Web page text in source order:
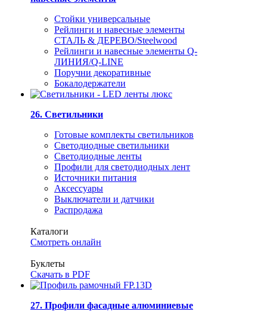
Стойки универсальные
Рейлинги и навесные элементы
СТАЛЬ & ДЕРЕВО/Steelwood
Рейлинги и навесные элементы Q-
ЛИНИЯ/Q-LINE
Поручни декоративные
Бокалодержатели
26. Светильники
Готовые комплекты светильников
Светодиодные светильники
Светодиодные ленты
Профили для светодиодных лент
Источники питания
Аксессуары
Выключатели и датчики
Распродажа
Каталоги
Смотреть онлайн
Буклеты
Скачать в PDF
27. Профили фасадные алюминиевые